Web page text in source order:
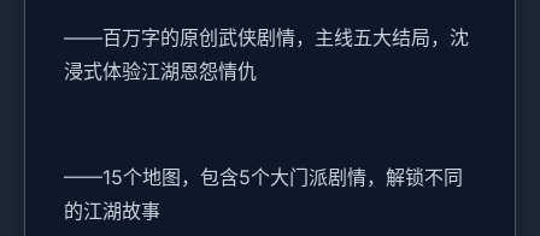
——百万字的原创武侠剧情，主线五大结局，沈
浸式体验江湖恩怨情仇
——15个地图，包含5个大门派剧情，解锁不同
的江湖故事